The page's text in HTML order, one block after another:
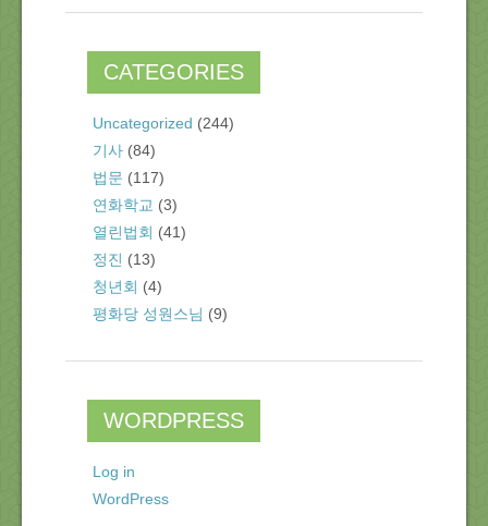
CATEGORIES
Uncategorized (244)
기사 (84)
법문 (117)
연화학교 (3)
열린법회 (41)
정진 (13)
청년회 (4)
평화당 성원스님 (9)
WORDPRESS
Log in
WordPress